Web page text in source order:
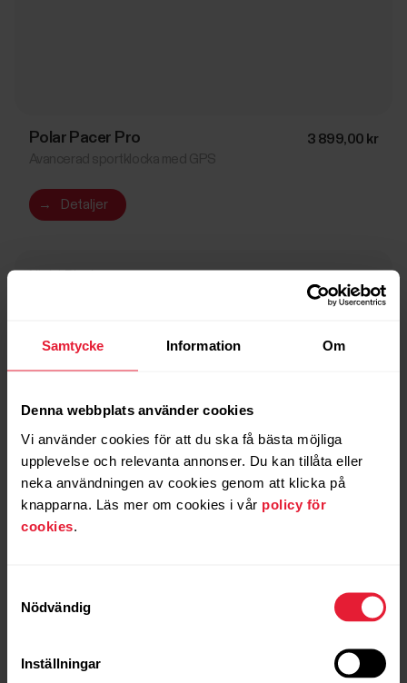
Samtycke Information Om
Denna webbplats använder cookies
Vi använder cookies för att du ska få bästa möjliga
upplevelse och relevanta annonser. Du kan tillåta eller
neka användningen av cookies genom att klicka på
knapparna. Läs mer om cookies i vår policy för
cookies
Nödvändig
Inställningar
Polar Pacer Pro 3 899,00 kr
→ Detaljer